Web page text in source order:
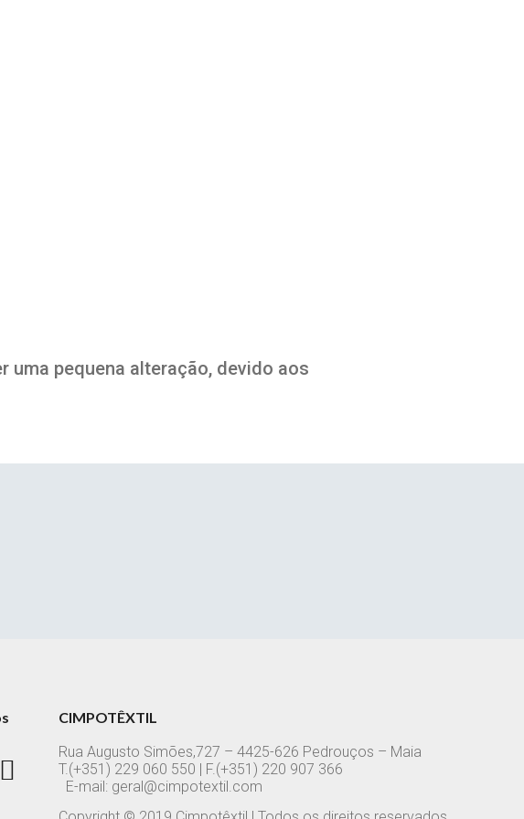
pequena alteração, devido aos
CIMPOTÊXTIL
Rua Augusto Simões,727 – 4425-626 Pedrouços – Maia
T.(+351) 229 060 550 | F.(+351) 220 907 366
E-mail: geral@cimpotextil.com